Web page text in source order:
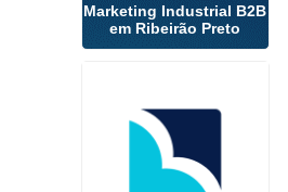
Marketing Industrial B2B
em Ribeirão Preto